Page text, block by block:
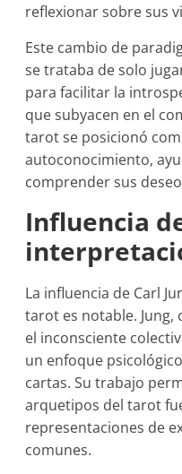
reflexionar sobre sus
Este cambio de
se trataba de solo
para facilitar la
que subyacen en el
tarot se posicionó
autoconocimiento,
comprender sus
Influencia
La influencia de Carl
tarot es notable.
el inconsciente
un enfoque
cartas. Su trabajo
arquetipos del tarot
representaciones de
comunes.